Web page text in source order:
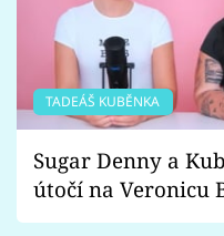
TADEÁŠ KUBĚNKA
Sugar Denny a
útočí na Veronicu
Proč je podle nich